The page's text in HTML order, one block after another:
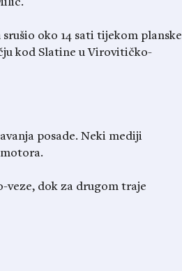
oko 14 sati tijekom planske
kod Slatine u Virovitičko-
posade. Neki mediji
dok za drugom traje